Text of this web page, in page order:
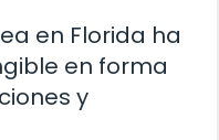
en Florida ha
en forma
y